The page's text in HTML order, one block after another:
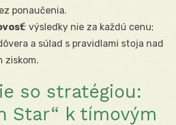
ponaučenia.
: výsledky nie za každú cenu;
a súlad s pravidlami stoja nad
ziskom.
so stratégiou:
Star“ k tímovým